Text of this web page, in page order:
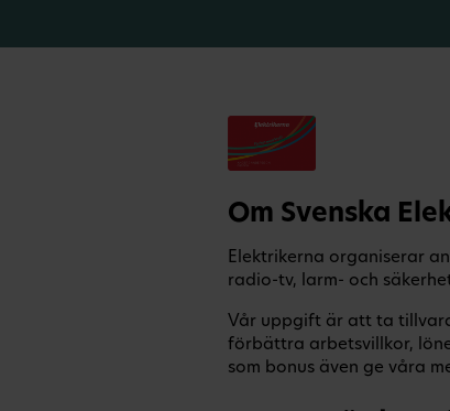
Om Svenska
Elektrikerna organiserar
radio-tv, larm- och
Vår uppgift är att ta
förbättra arbetsvillkor,
som bonus även ge våra